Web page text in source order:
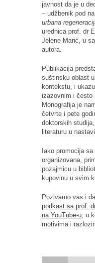
javnost da je u
– udžbenik pod
urbana
urednica prof. dr
Jelene Marić, u
autora.
Publikacija
suštinsku oblast
kontekstu, i
izazovnim i često
Monografija je
četvrte i pete
doktorskih
literaturu u
Iako promocija
organizovana,
pozajmicu u
kupovinu u svim
Pozivamo vas i
podkast sa prof.
na YouTube-u, u
motivima i